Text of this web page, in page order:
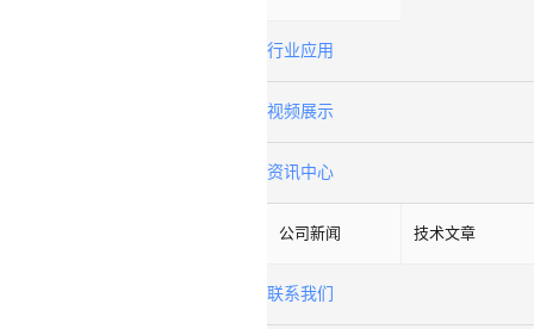
行业应用
视频展示
资讯中心
公司新闻 技术文章
联系我们